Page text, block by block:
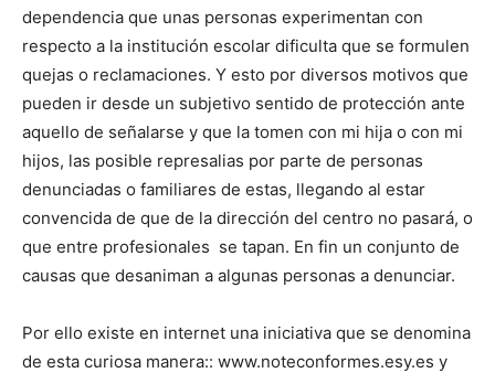
dependencia que unas personas experimentan con
respecto a la institución escolar dificulta que se formulen
quejas o reclamaciones. Y esto por diversos motivos que
pueden ir desde un subjetivo sentido de protección ante
aquello de señalarse y que la tomen con mi hija o con mi
hijos, las posible represalias por parte de personas
denunciadas o familiares de estas, llegando al estar
convencida de que de la dirección del centro no pasará, o
que entre profesionales  se tapan. En fin un conjunto de
causas que desaniman a algunas personas a denunciar.
Por ello existe en internet una iniciativa que se denomina
de esta curiosa manera:: www.noteconformes.esy.es y